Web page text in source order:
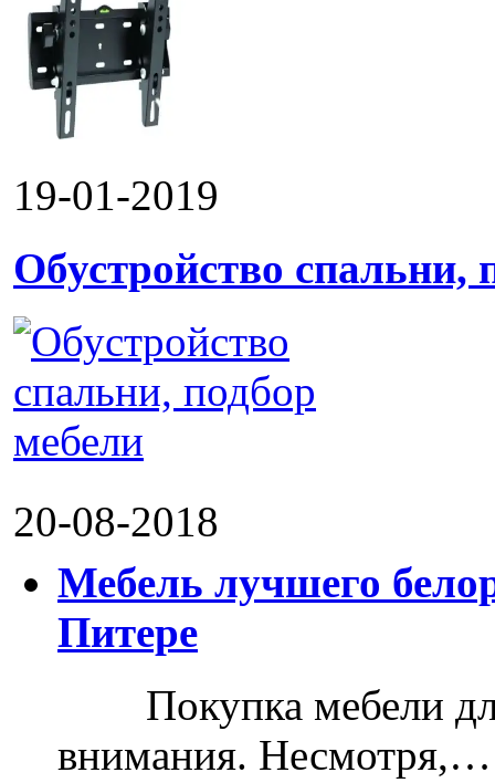
19-01-2019
Обустройство спальни,
20-08-2018
Мебель лучшего
Питере
Покупка мебели для
внимания. Несмотря,…